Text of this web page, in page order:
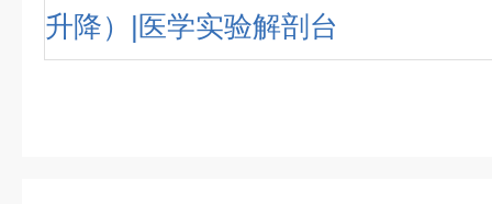
升降）|医学实验解剖台